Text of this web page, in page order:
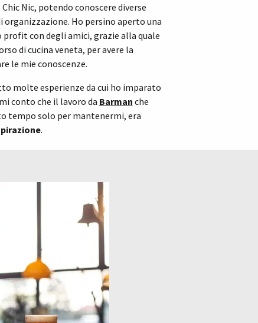
Nic, potendo conoscere diverse
organizzazione. Ho persino aperto una
con degli amici, grazie alla quale
di cucina veneta, per avere la
le mie conoscenze.
molte esperienze da cui ho imparato
conto che il lavoro da Barman che
tempo solo per mantenermi, era
.